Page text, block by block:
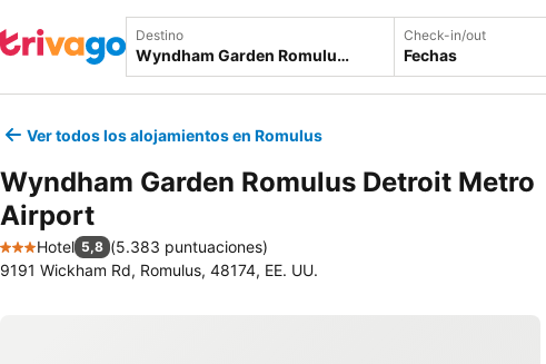
Destino Check-in/out
Fechas
Ver todos los alojamientos en Romulus
Wyndham Garden Romulus Detroit Metro
Airport
3 Estrellas
Hotel 5,8 (5.383 puntuaciones)
9191 Wickham Rd, Romulus, 48174, EE. UU.